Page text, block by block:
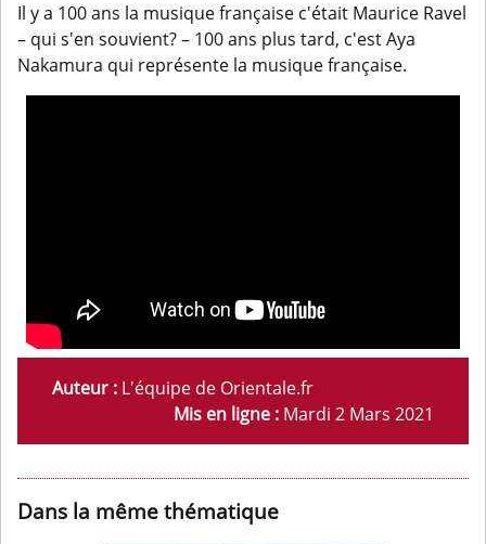
Il y a 100 ans la musique française c'était Maurice Ravel
– qui s'en souvient? – 100 ans plus tard, c'est Aya
Nakamura qui représente la musique française.
Auteur : L'équipe de Orientale.fr
Mis en ligne : Mardi 2 Mars 2021
Dans la même thématique